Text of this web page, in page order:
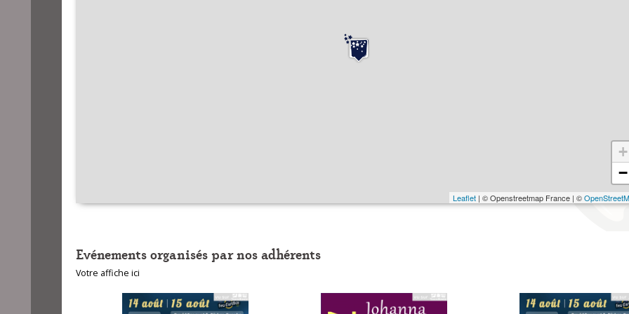
+
−
Leaflet| © Openstreetmap France | ©
Evénements organisés par nos adhérents
Votre affiche ici